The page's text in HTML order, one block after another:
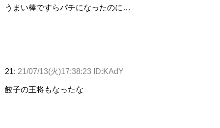
うまい棒ですらパチになったのに…
21: 21/07/13(火)17:38:23 ID:KAdY
餃子の王将もなったな